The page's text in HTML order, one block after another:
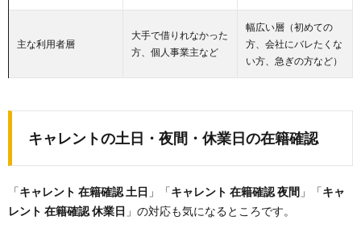
主な利用者層
大手で借りれなかった
方、個人事業主など
幅広い層（初めての
方、会社にバレたくな
い方、急ぎの方など）
キャレントの土日・夜間・休業日の在籍確認
「キャレント 在籍確認 土日 」「キャレント 在籍確認 夜間 」「キャ
レント 在籍確認 休業日 」の対応も気になるところです。